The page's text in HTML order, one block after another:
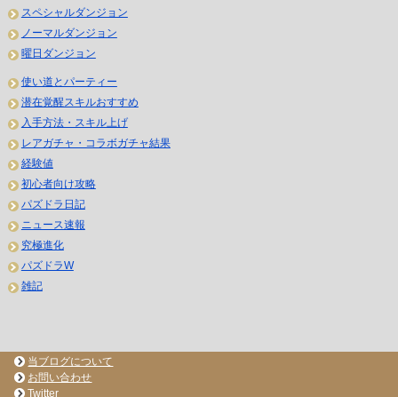
スペシャルダンジョン
ノーマルダンジョン
曜日ダンジョン
使い道とパーティー
潜在覚醒スキルおすすめ
入手方法・スキル上げ
レアガチャ・コラボガチャ結果
経験値
初心者向け攻略
パズドラ日記
ニュース速報
究極進化
パズドラW
雑記
当ブログについて
お問い合わせ
Twitter